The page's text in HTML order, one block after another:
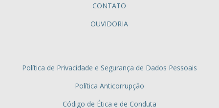
CONTATO
OUVIDORIA
Política de Privacidade e Segurança de Dados Pessoais
Política Anticorrupção
Código de Ética e de Conduta